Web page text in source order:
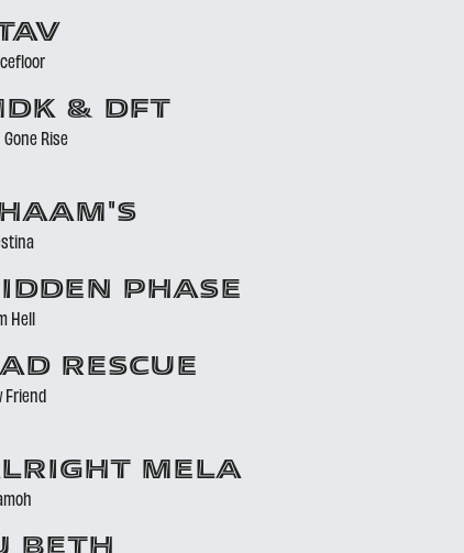
& DFT
Rise
PHASE
Hell
RESCUE
Friend
MELA